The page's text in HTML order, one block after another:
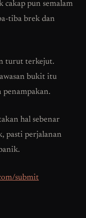
cakap pun semalam
tiba brek dan
turut terkejut.
bukit itu
penampakan.
hal sebenar
pasti perjalanan
submit